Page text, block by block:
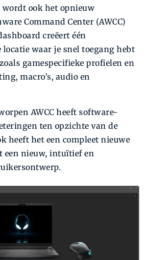
ook het opnieuw
Command Center (AWCC)
creëert één
locatie waar je snel toegang hebt
gamespecifieke profielen en
macro’s, audio en
AWCC heeft software-
ten opzichte van de
heeft het een compleet nieuwe
een nieuw, intuïtief en